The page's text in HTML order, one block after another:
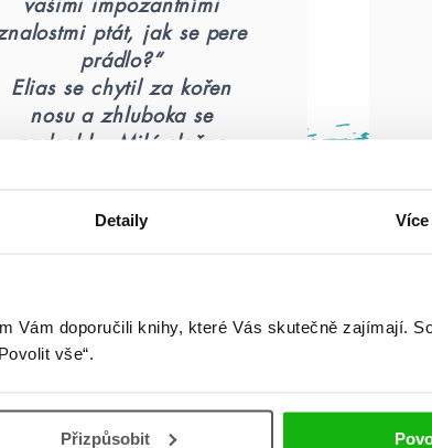
Detaily
Vám doporučili knihy, které Vás skutečně zajímají.
vše“.
Přizpůsobit
vašimi impozantními
ptát, jak se pere
prádlo?“
Elias se chytil za kořen
nosu a zhluboka se
nadechl. „Milá slečno
zahradě jen ve spodním
svého jednání?“